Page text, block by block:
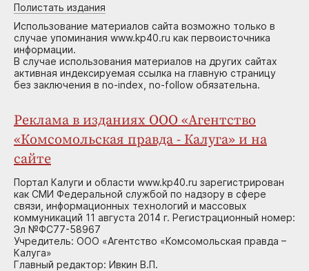
Полистать издания
Использование материалов сайта возможно только в
случае упоминания www.kp40.ru как первоисточника
информации.
В случае использования материалов на других сайтах
активная индексируемая ссылка на главную страницу
без заключения в no-index, no-follow обязательна.
Реклама в изданиях ООО «Агентство
«Комсомольская правда - Калуга» и на
сайте
Портал Калуги и области www.kp40.ru зарегистрирован
как СМИ Федеральной службой по надзору в сфере
связи, информационных технологий и массовых
коммуникаций 11 августа 2014 г. Регистрационный номер:
Эл №ФС77-58967
Учредитель: ООО «Агентство «Комсомольская правда –
Калуга»
Главный редактор: Ивкин В.П.